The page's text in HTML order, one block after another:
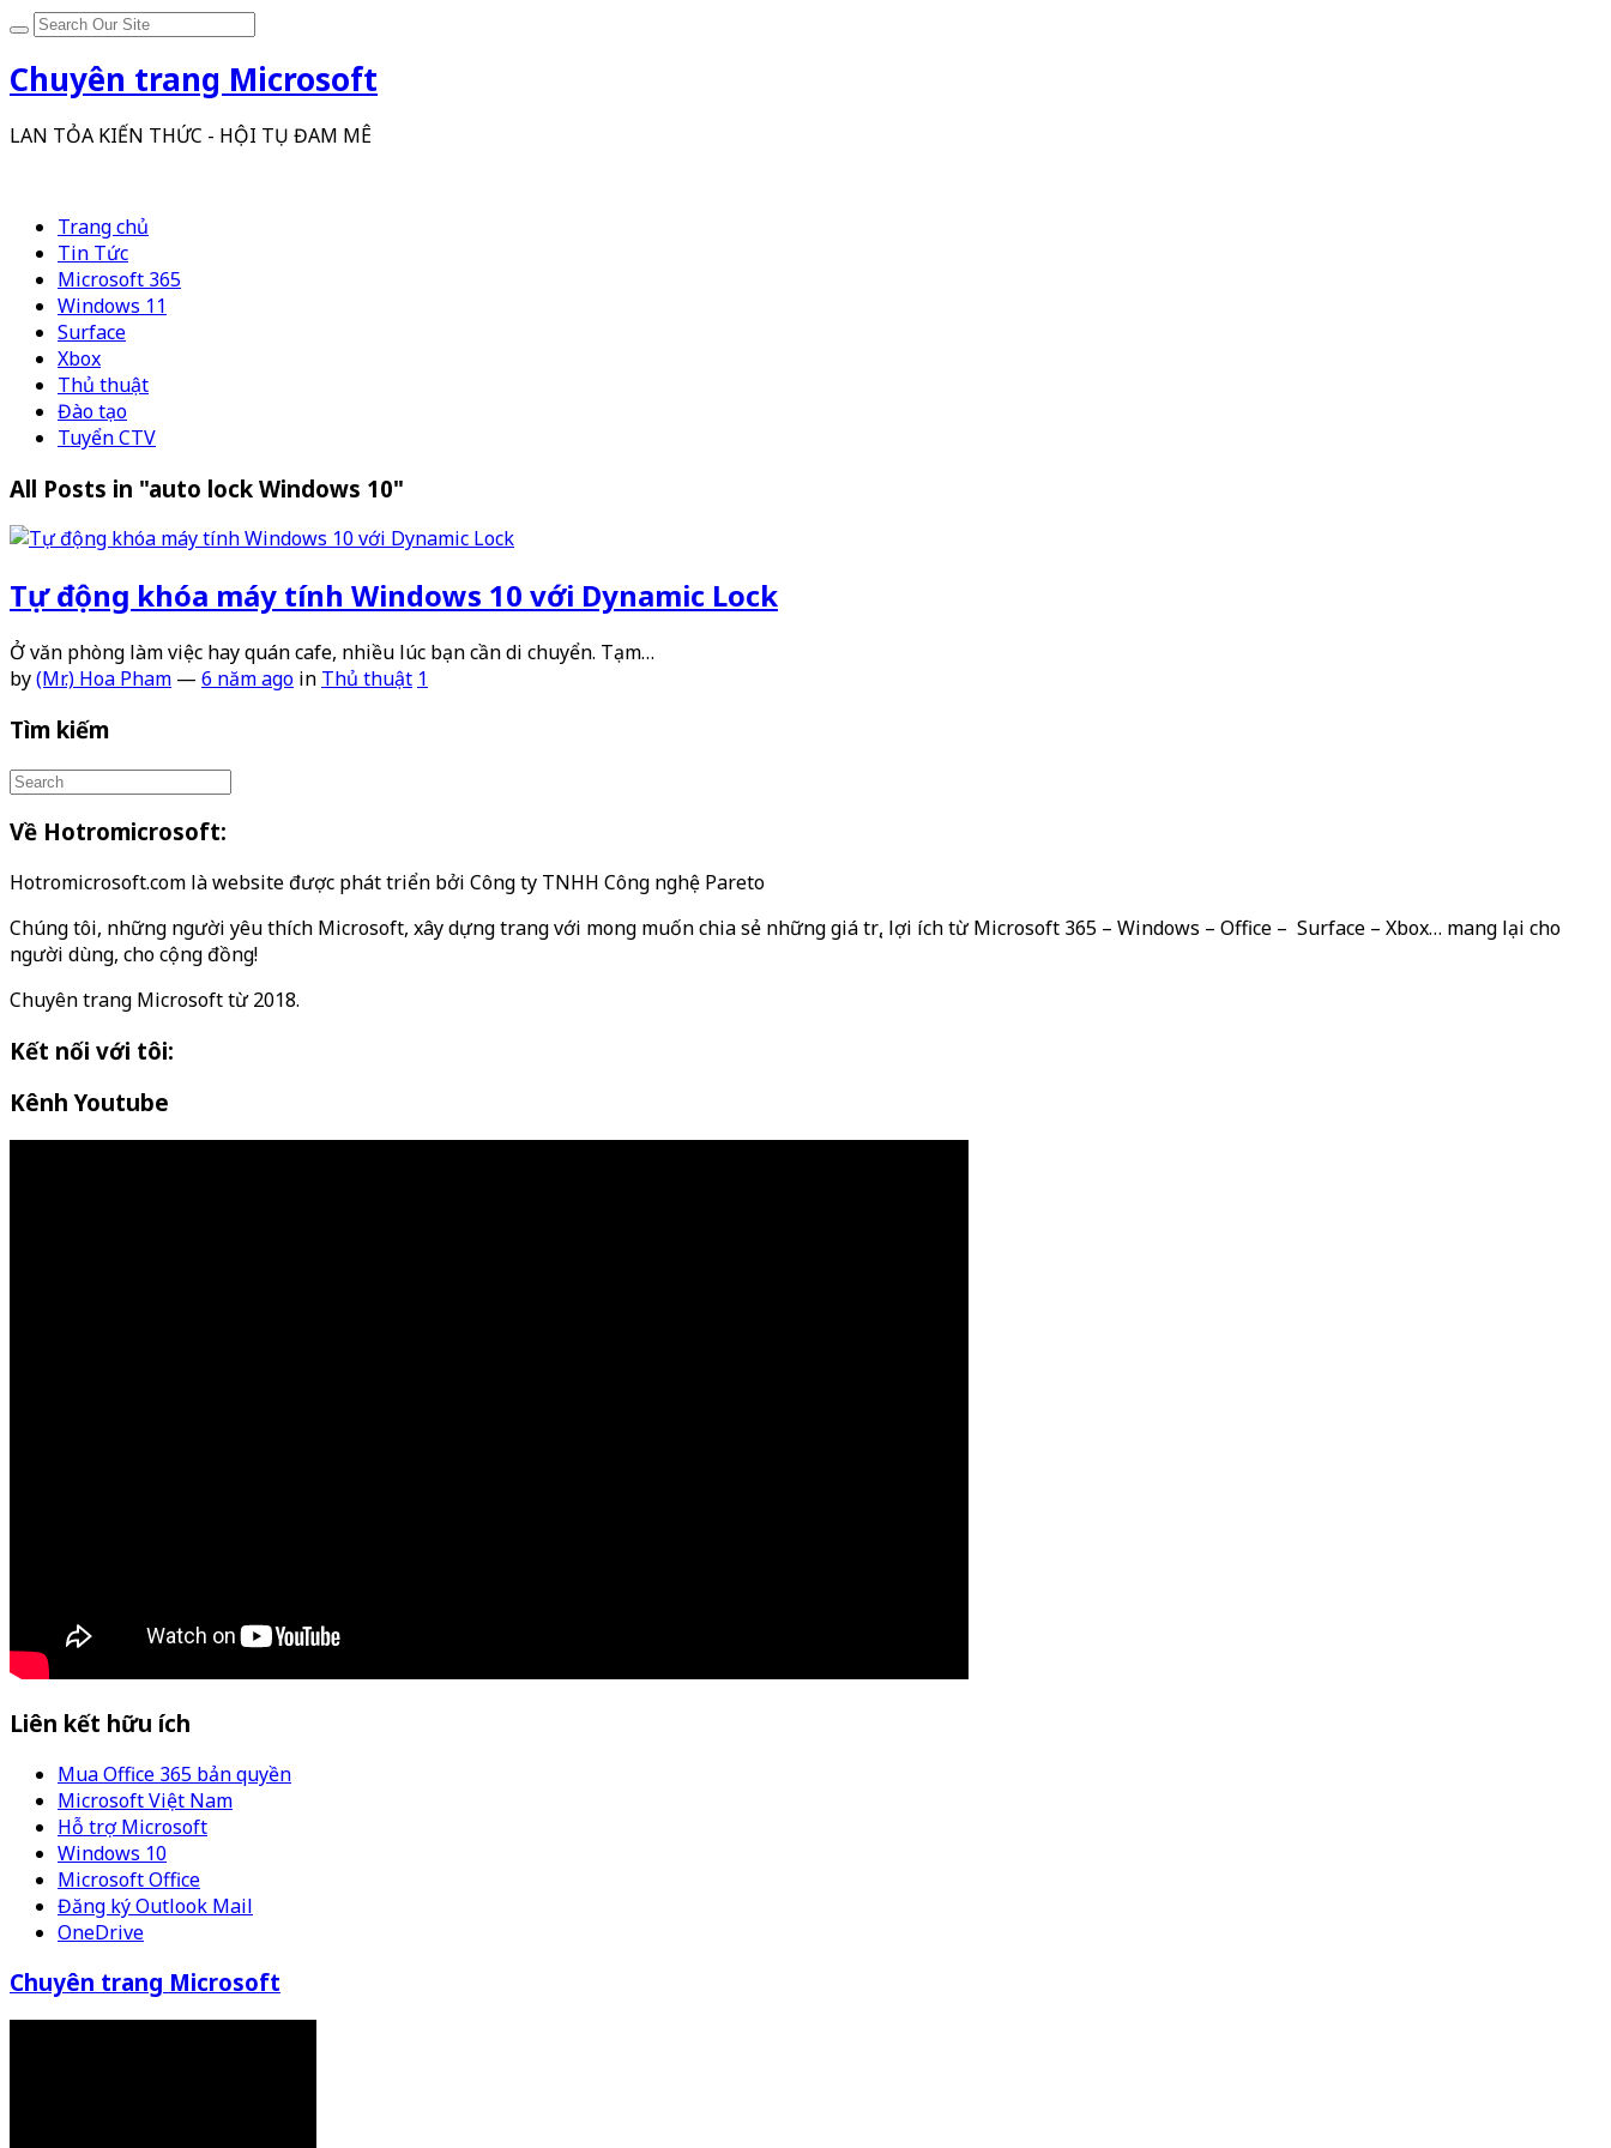
Chuyên trang Microsoft
LAN TỎA KIẾN THỨC - HỘI TỤ ĐAM MÊ
Trang chủ
Tin Tức
Microsoft 365
Windows 11
Surface
Xbox
Thủ thuật
Đào tạo
Tuyển CTV
All Posts in "auto lock Windows 10"
Tự động khóa máy tính Windows 10 với Dynamic Lock
Ở văn phòng làm việc hay quán cafe, nhiều lúc bạn cần di chuyển. Tạm…
by(Mr.) Hoa Pham — 6 năm ago in Thủ thuật 1
Tìm kiếm
Về Hotromicrosoft:
Hotromicrosoft.com là website được phát triển bởi Công ty TNHH Công nghệ Pareto
Chúng tôi, những người yêu thích Microsoft, xây dựng trang với mong muốn chia sẻ những giá trị, lợi ích từ Microsoft 365 – Windows – Office – Surface – Xbox… mang lại cho
người dùng, cho cộng đồng!
Chuyên trang Microsoft từ 2018.
Kết nối với tôi:
Kênh Youtube
Liên kết hữu ích
Mua Office 365 bản quyền
Microsoft Việt Nam
Hỗ trợ Microsoft
Windows 10
Microsoft Office
Đăng ký Outlook Mail
OneDrive
Chuyên trang Microsoft